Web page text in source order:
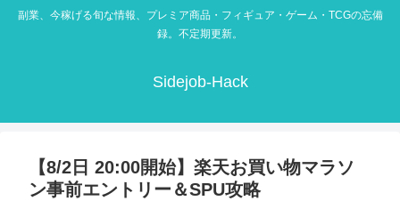
副業、今稼げる旬な情報、プレミア商品・フィギュア・ゲーム・TCGの忘備
録。不定期更新。
Sidejob-Hack
【8/2日 20:00開始】楽天お買い物マラソ
ン事前エントリー＆SPU攻略